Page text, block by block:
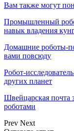
Вам также могут
Промышленный
навык владения
Домашние роботы-
вами повсюду
Робот-
других планет
Швейцарская почта
роботами
Prev Next